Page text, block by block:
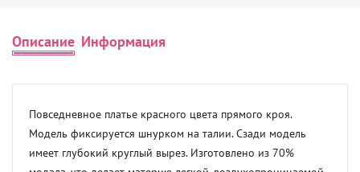
Описание Информация
Повседневное платье красного цвета прямого кроя.
Модель фиксируется шнурком на талии. Сзади модель
имеет глубокий круглый вырез. Изготовлено из 70%